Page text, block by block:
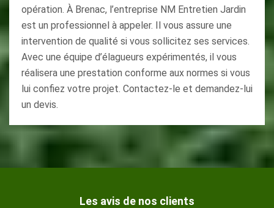
opération. À Brenac, l’entreprise NM Entretien Jardin
est un professionnel à appeler. Il vous assure une
intervention de qualité si vous sollicitez ses services.
Avec une équipe d’élagueurs expérimentés, il vous
réalisera une prestation conforme aux normes si vous
lui confiez votre projet. Contactez-le et demandez-lui
un devis.
Les avis de nos clients